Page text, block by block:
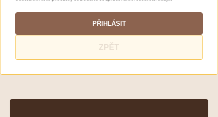
PŘIHLÁSIT
ZPĚT